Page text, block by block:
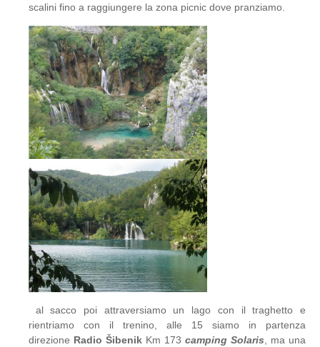
scalini fino a raggiungere la zona picnic dove pranziamo.
al sacco poi attraversiamo un lago con il traghetto e
rientriamo con il trenino, alle 15 siamo in partenza
direzione Radio Šibenik Km 173 camping Solaris, ma una